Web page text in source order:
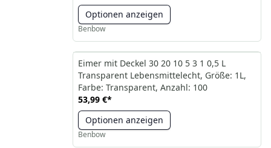
Optionen anzeigen
Benbow
Eimer mit Deckel 30 20 10 5 3 1 0,5 L
Transparent Lebensmittelecht, Größe: 1L,
Farbe: Transparent, Anzahl: 100
53,99 €*
Optionen anzeigen
Benbow